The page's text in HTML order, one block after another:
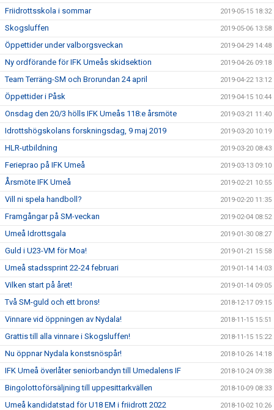
Friidrottsskola i sommar 2019-05-15 18:32
Skogsluffen 2019-05-06 13:58
Öppettider under valborgsveckan 2019-04-29 14:48
Ny ordförande för IFK Umeås skidsektion 2019-04-26 09:18
Team Terräng-SM och Brorundan 24 april 2019-04-22 13:12
Öppettider i Påsk 2019-04-15 10:44
Onsdag den 20/3 hölls IFK Umeås 118:e årsmöte 2019-03-21 11:40
Idrottshögskolans forskningsdag, 9 maj 2019 2019-03-20 10:19
HLR-utbildning 2019-03-20 08:43
Ferieprao på IFK Umeå 2019-03-13 09:10
Årsmöte IFK Umeå 2019-02-21 10:55
Vill ni spela handboll? 2019-02-20 11:35
Framgångar på SM-veckan 2019-02-04 08:52
Umeå Idrottsgala 2019-01-30 08:27
Guld i U23-VM för Moa! 2019-01-21 15:58
Umeå stadssprint 22-24 februari 2019-01-14 14:03
Vilken start på året! 2019-01-14 09:05
Två SM-guld och ett brons! 2018-12-17 09:15
Vinnare vid öppningen av Nydala! 2018-11-15 15:51
Grattis till alla vinnare i Skogsluffen! 2018-11-15 15:22
Nu öppnar Nydala konstsnöspår! 2018-10-26 14:18
IFK Umeå överlåter seniorbandyn till Umedalens IF 2018-10-24 09:38
Bingolottoförsäljning till uppesittarkvällen 2018-10-09 08:33
Umeå kandidatstad för U18 EM i friidrott 2022 2018-10-02 10:26